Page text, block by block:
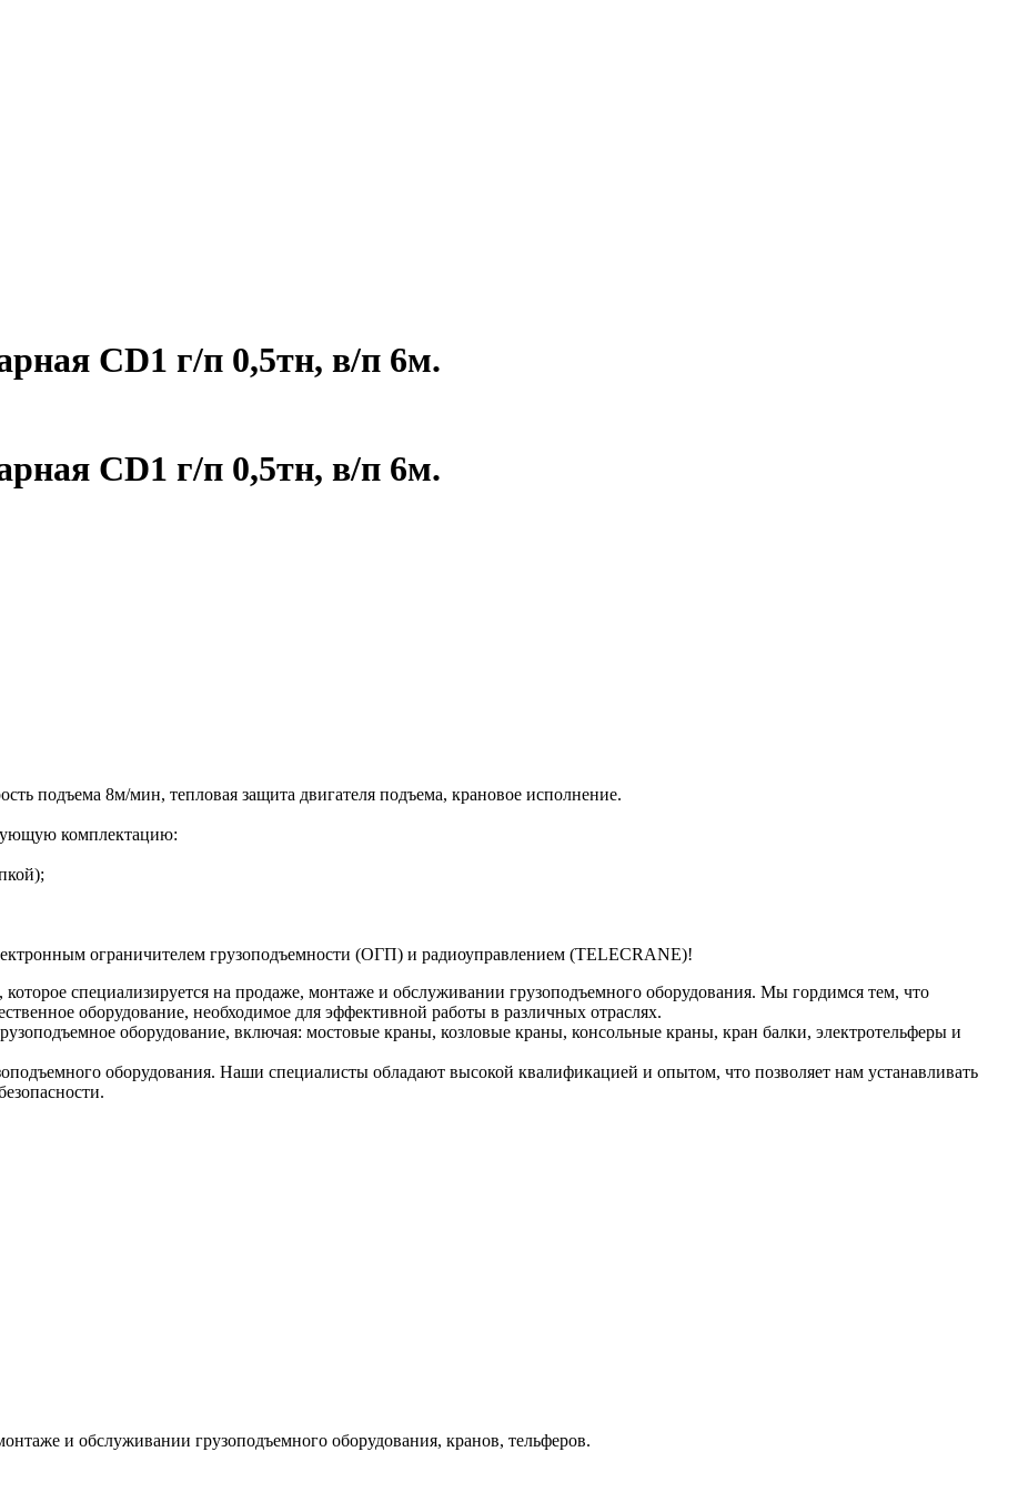
CD1 г/п 0,5тн, в/п 6м.
CD1 г/п 0,5тн, в/п 6м.
подъема 8м/мин, тепловая защита двигателя подъема, крановое исполнение.
комплектацию:
ограничителем грузоподъемности (ОГП) и радиоуправлением (TELECRANE)!
специализируется на продаже, монтаже и обслуживании грузоподъемного оборудования. Мы гордимся тем, что
оборудование, необходимое для эффективной работы в различных отраслях.
оборудование, включая: мостовые краны, козловые краны, консольные краны, кран балки, электротельферы и
оборудования. Наши специалисты обладают высокой квалификацией и опытом, что позволяет нам устанавливать
и обслуживании грузоподъемного оборудования, кранов, тельферов.